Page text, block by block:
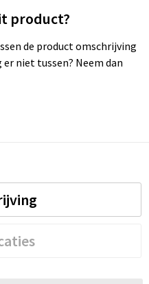
product?
de product omschrijving
niet tussen? Neem dan